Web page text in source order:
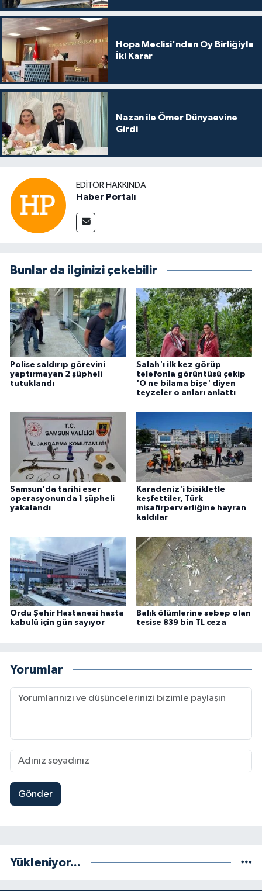
Hopa Meclisi'nden Oy Birliğiyle
İki Karar
Nazan ile Ömer Dünyaevine
Girdi
EDITÖR HAKKINDA
Haber Portalı
Bunlar da ilginizi çekebilir
Polise saldırıp görevini
yaptırmayan 2 şüpheli
tutuklandı
Salah'ı ilk kez görüp
telefonla görüntüsü çekip
'O ne bilama bişe' diyen
teyzeler o anları anlattı
Samsun'da tarihi eser
operasyonunda 1 şüpheli
yakalandı
Karadeniz'i bisikletle
keşfettiler, Türk
misafirperverliğine hayran
kaldılar
Ordu Şehir Hastanesi hasta
kabulü için gün sayıyor
Balık ölümlerine sebep olan
tesise 839 bin TL ceza
Yorumlar
Gönder
Yükleniyor...